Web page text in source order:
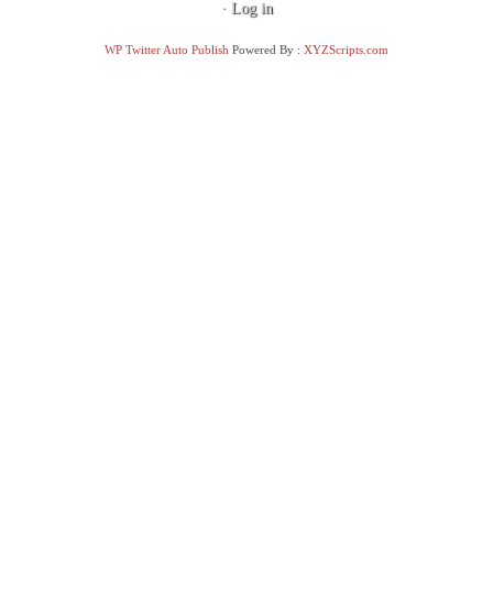
· Log in
WP Twitter Auto Publish Powered By : XYZScripts.com